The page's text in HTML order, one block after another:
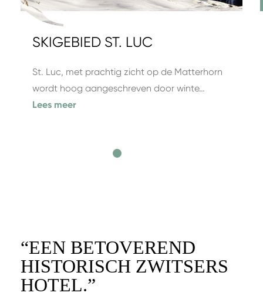
SKIGEBIED ST. LUC
St. Luc, met prachtig zicht op de Matterhorn
wordt hoog aangeschreven door winte…
Lees meer
“EEN BETOVEREND
HISTORISCH ZWITSERS
HOTEL.”